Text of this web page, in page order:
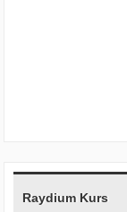
Raydium Kurs